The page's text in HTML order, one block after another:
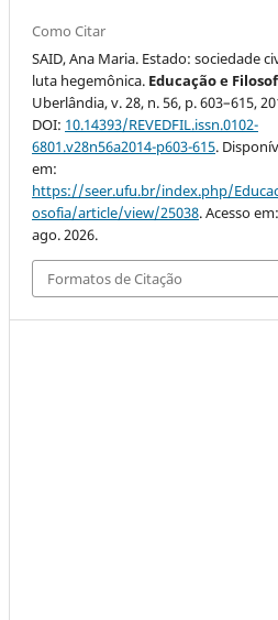
Como Citar
SAID, Ana Maria. Estado: sociedade
luta hegemônica. Educação e
Uberlândia, v. 28, n. 56, p. 603–615,
DOI: 10.14393/REVEDFIL.issn.0102-
6801.v28n56a2014-p603-615.
em:
https://seer.ufu.br/index.php/
osofia/article/view/25038. Acesso
ago. 2026.
Formatos de Citação